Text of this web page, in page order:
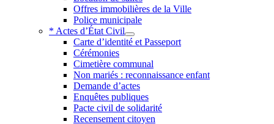
Offres immobilières de la Ville
Police municipale
* Actes d’État Civil
Carte d’identité et Passeport
Cérémonies
Cimetière communal
Non mariés : reconnaissance enfant
Demande d’actes
Enquêtes publiques
Pacte civil de solidarité
Recensement citoyen